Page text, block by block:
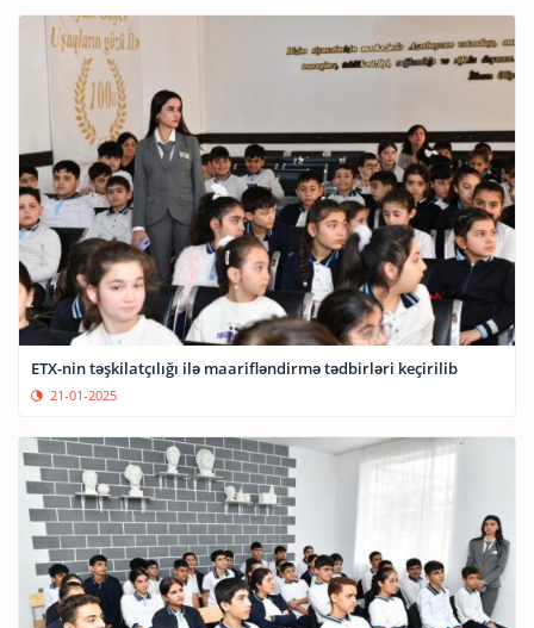
ETX-nin təşkilatçılığı ilə maarifləndirmə tədbirləri keçirilib
21-01-2025